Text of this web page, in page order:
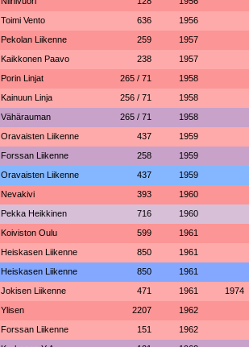
Toimi Vento 636 1956
Pekolan Liikenne 259 1957
Kaikkonen Paavo 238 1957
Porin Linjat 265 / 71 1958
Kainuun Linja 256 / 71 1958
Vähärauman 265 / 71 1958
Oravaisten Liikenne 437 1959
Forssan Liikenne 258 1959
Oravaisten Liikenne 437 1959
Nevakivi 393 1960
Pekka Heikkinen 716 1960
Koiviston Oulu 599 1961
Heiskasen Liikenne 850 1961
Heiskasen Liikenne 850 1961
Jokisen Liikenne 471 1961 1974
Ylisen 2207 1962
Forssan Liikenne 151 1962